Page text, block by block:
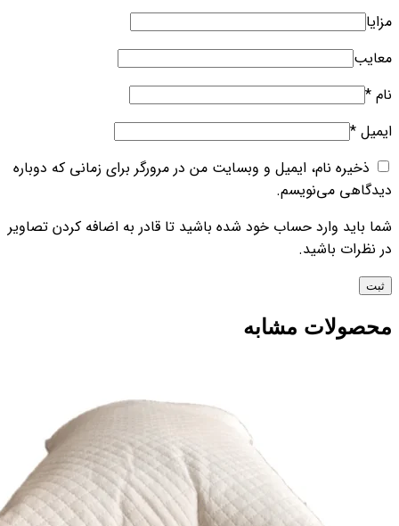
مزایا
معایب
نام *
ایمیل *
ذخیره نام، ایمیل و وبسایت من در مرورگر برای زمانی که دوباره
دیدگاهی می‌نویسم.
شما باید وارد حساب خود شده باشید تا قادر به اضافه کردن تصاویر
در نظرات باشید.
محصولات مشابه